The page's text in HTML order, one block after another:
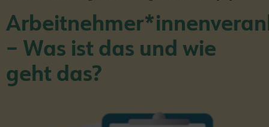
– Was ist das und wie
geht das?